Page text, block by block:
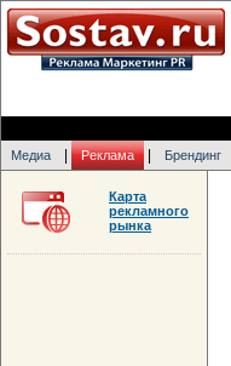
Медиа Реклама Брендинг
Карта
рекламного
рынка